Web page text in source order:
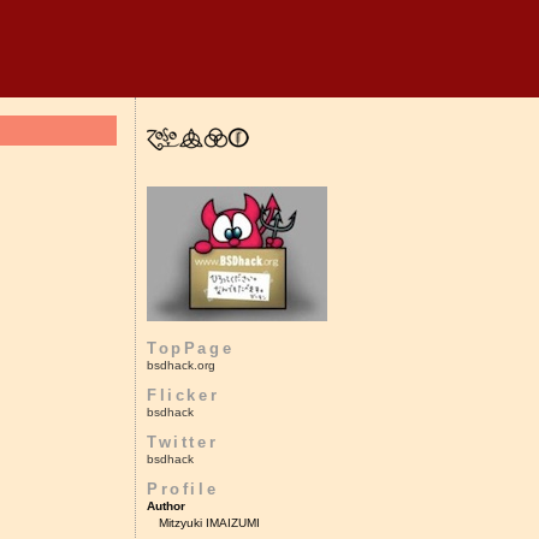
TopPage
bsdhack.org
Flicker
bsdhack
Twitter
bsdhack
Profile
Author
Mitzyuki IMAIZUMI